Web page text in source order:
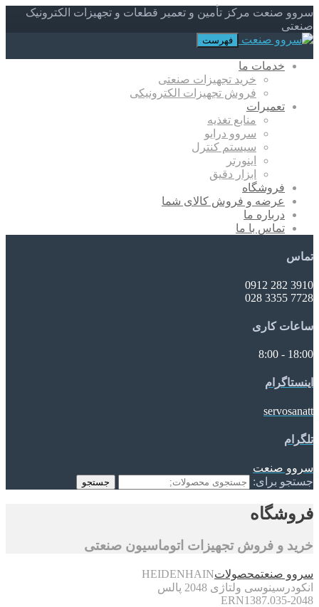
سروو صنعت مرکز تأمین و تعمیر قطعات و تجهیزات الکترونیک
صنعتی
فهرست
خدمات ما
خرید تجهیزات صنعتی
فروش تجهیزات الکترونیکی
تعمیرات
منابع تغذیه
سروو درایو
سیستم کنترل
اینورتر
ابزار دقیق
فروشگاه
عرضه و فروش کالای شما
درباره ما
تماس با ما
تماس
3910 282 0912
7728 3355 028
ساعات کاری
18:00 - 8:00
اینستاگرام
servosanatt
تلگرام
سروو صنعت
جستجو برای:
جستجو
فروشگاه
خرید و فروش تجهیزات اتوماسیون صنعتی
سروو صنعتمحصولاتHEIDENHAIN
انکودرسینوسی ولتاژی 2048 پالس
ERN1387.035-2048